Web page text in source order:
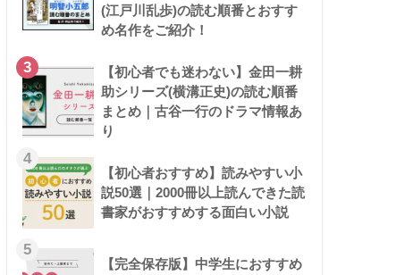
(江戸川乱歩)の読む順番とおすす
め名作をご紹介！
3
【初心者でも迷わない】金田一耕
助シリーズ(横溝正史)の読む順番
まとめ｜古谷一行のドラマ情報あ
り
4
【初心者おすすめ】読みやすい小
説50選｜2000冊以上読んできた読
書家がおすすめする面白い小説
5
【完全保存版】中学生におすすめ